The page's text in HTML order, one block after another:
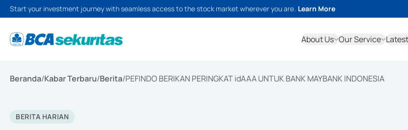
Start your investment journey with seamless access to the stock market wherever you are. Learn More
About Us Our Service
Beranda/Kabar Terbaru/Berita/PEFINDO BERIKAN PERINGKAT idAAA UNTUK BANK MAYBANK INDONESIA
BERITA HARIAN